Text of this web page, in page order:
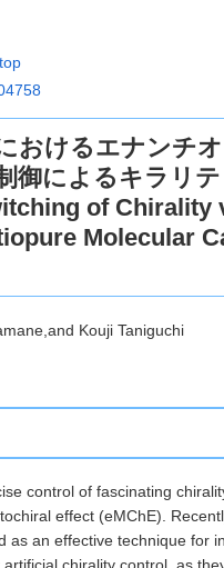
おけるエナンチ
御によるキラリ
of Chirality
Molecular
Kouji Taniguchi
control of fascinating
effect (eMChE).
an effective technique for